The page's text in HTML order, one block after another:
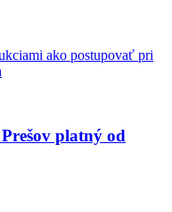
ako postupovať pri
platný od